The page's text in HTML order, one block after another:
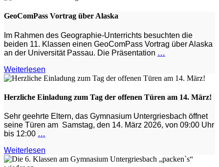
GeoComPass Vortrag über Alaska
Im Rahmen des Geographie-Unterrichts besuchten die
beiden 11. Klassen einen GeoComPass Vortrag über Alaska
an der Universität Passau. Die Präsentation …
Weiterlesen
Herzliche Einladung zum Tag der offenen Türen am 14. März!
Sehr geehrte Eltern, das Gymnasium Untergriesbach öffnet
seine Türen am Samstag, den 14. März 2026, von 09:00 Uhr
bis 12:00 …
Weiterlesen